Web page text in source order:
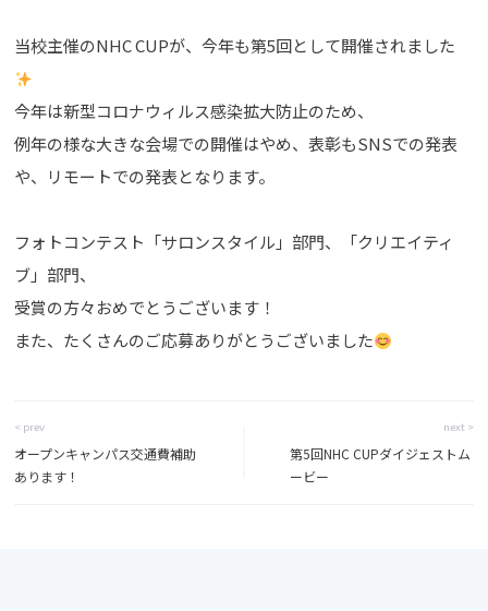
当校主催のNHC CUPが、今年も第5回として開催されました
今年は新型コロナウィルス感染拡大防止のため、
例年の様な大きな会場での開催はやめ、表彰もSNSでの発表
や、リモートでの発表となります。
フォトコンテスト「サロンスタイル」部門、「クリエイティ
ブ」部門、
受賞の方々おめでとうございます！
また、たくさんのご応募ありがとうございました
< prev
オープンキャンパス交通費補助
あります！
next >
第5回NHC CUPダイジェストム
ービー